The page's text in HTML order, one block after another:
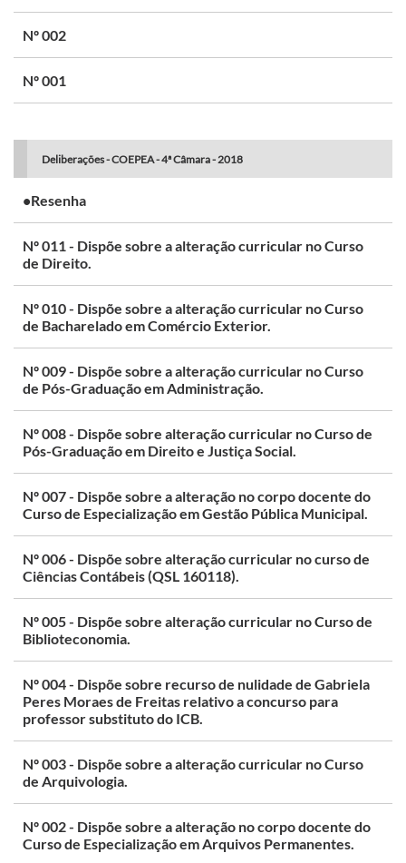
Nº 002
Nº 001
Deliberações - COEPEA - 4ª Câmara - 2018
•Resenha
Nº 011 - Dispõe sobre a alteração curricular no Curso
de Direito.
Nº 010 - Dispõe sobre a alteração curricular no Curso
de Bacharelado em Comércio Exterior.
Nº 009 - Dispõe sobre a alteração curricular no Curso
de Pós-Graduação em Administração.
Nº 008 - Dispõe sobre alteração curricular no Curso de
Pós-Graduação em Direito e Justiça Social.
Nº 007 - Dispõe sobre a alteração no corpo docente do
Curso de Especialização em Gestão Pública Municipal.
Nº 006 - Dispõe sobre alteração curricular no curso de
Ciências Contábeis (QSL 160118).
Nº 005 - Dispõe sobre alteração curricular no Curso de
Biblioteconomia.
Nº 004 - Dispõe sobre recurso de nulidade de Gabriela
Peres Moraes de Freitas relativo a concurso para
professor substituto do ICB.
Nº 003 - Dispõe sobre a alteração curricular no Curso
de Arquivologia.
Nº 002 - Dispõe sobre a alteração no corpo docente do
Curso de Especialização em Arquivos Permanentes.